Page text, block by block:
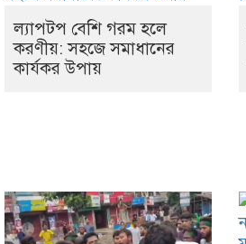
ল্যাপটপ বেশি গরম হলে
করণীয়: সহজে সমাধানের
কার্যকর উপায়